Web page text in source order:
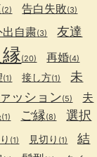
(2) 告白失敗(3)
出自粛(3) 友達
(20) 再婚(4)
(1) 接し方(1)
未
ッション(5)
夫
(1) ご縁(8)
選択
(1) 見切り (1)
結